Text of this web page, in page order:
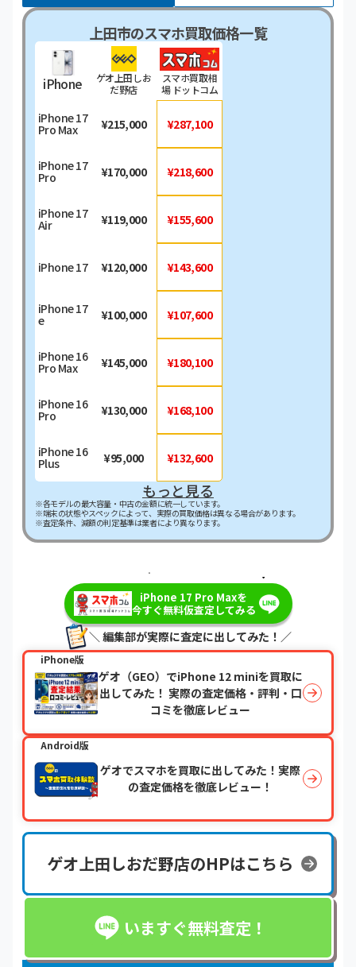
上田市のスマホ買取価格一覧
iPhone
iPhone 17
Pro Max
iPhone 17
Pro
iPhone 17
Air
iPhone 17
iPhone 17
e
iPhone 16
Pro Max
iPhone 16
Pro
iPhone 16
Plus
ゲオ上田しお
だ野店
¥215,000
¥170,000
¥119,000
¥120,000
¥100,000
¥145,000
¥130,000
¥95,000
スマホ買取相
場 ドットコム
¥287,100
¥218,600
¥155,600
¥143,600
¥107,600
¥180,100
¥168,100
¥132,600
もっと見る
※各モデルの最大容量・中古の金額に統一しています。
※端末の状態やスペックによって、実際の買取価格は異なる場合があります。
※査定条件、減額の判定基準は業者により異なります。
＼最短即日・現金で振り込み！／
iPhone 17 Pro Maxを
今すぐ無料仮査定してみる
＼ 編集部が実際に査定に出してみた！／
iPhone版
ゲオ（GEO）でiPhone 12 miniを買取に
出してみた！ 実際の査定価格・評判・口
コミを徹底レビュー
Android版
ゲオでスマホを買取に出してみた！実際
の査定価格を徹底レビュー！
ゲオ上田しおだ野店のHPはこちら
いますぐ無料査定！